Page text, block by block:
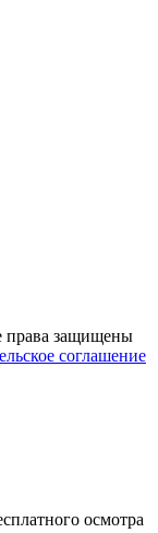
защищены
соглашение
осмотра